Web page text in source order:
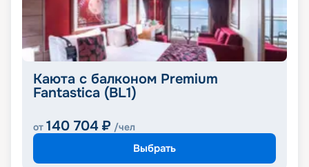
Каюта с балконом Premium
Fantastica (BL1)
от 140 704 ₽ /чел
Выбрать